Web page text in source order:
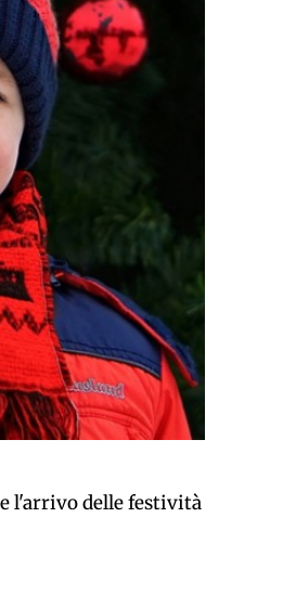
l'arrivo delle festività